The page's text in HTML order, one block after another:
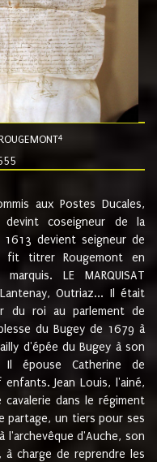
4
aux Postes Ducales,
coseigneur de la
devient seigneur de
fit titrer Rougemont en
LE MARQUISAT
Outriaz... Il était
du roi au parlement de
du Bugey de 1679 à
d'épée du Bugey à son
Il épouse Catherine de
Jean Louis, l'ainé,
dans le régiment
partage, un tiers pour ses
d'Auche, son
à charge de reprendre les